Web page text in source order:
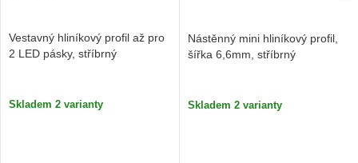
Vestavný hliníkový profil až pro
2 LED pásky, stříbrný
Skladem 2 varianty
Nástěnný mini hliníkový profil,
šířka 6,6mm, stříbrný
Skladem 2 varianty